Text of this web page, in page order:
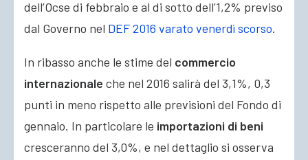
dell’Ocse di febbraio e al di sotto dell’1,2% previso
dal Governo nel DEF 2016 varato venerdì scorso.
In ribasso anche le stime del commercio
internazionale che nel 2016 salirà del 3,1%, 0,3
punti in meno rispetto alle previsioni del Fondo di
gennaio. In particolare le importazioni di beni
cresceranno del 3,0%, e nel dettaglio si osserva